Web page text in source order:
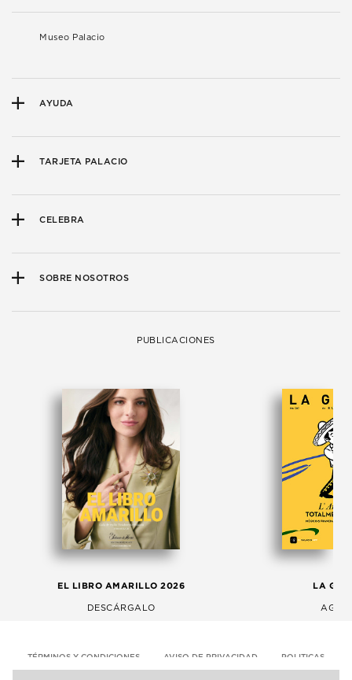
Museo Palacio
AYUDA
TARJETA PALACIO
CELEBRA
SOBRE NOSOTROS
PUBLICACIONES
EL LIBRO AMARILLO 2026
DESCÁRGALO
LA
TÉRMINOS Y CONDICIONES AVISO DE PRIVACIDAD POLITICAS